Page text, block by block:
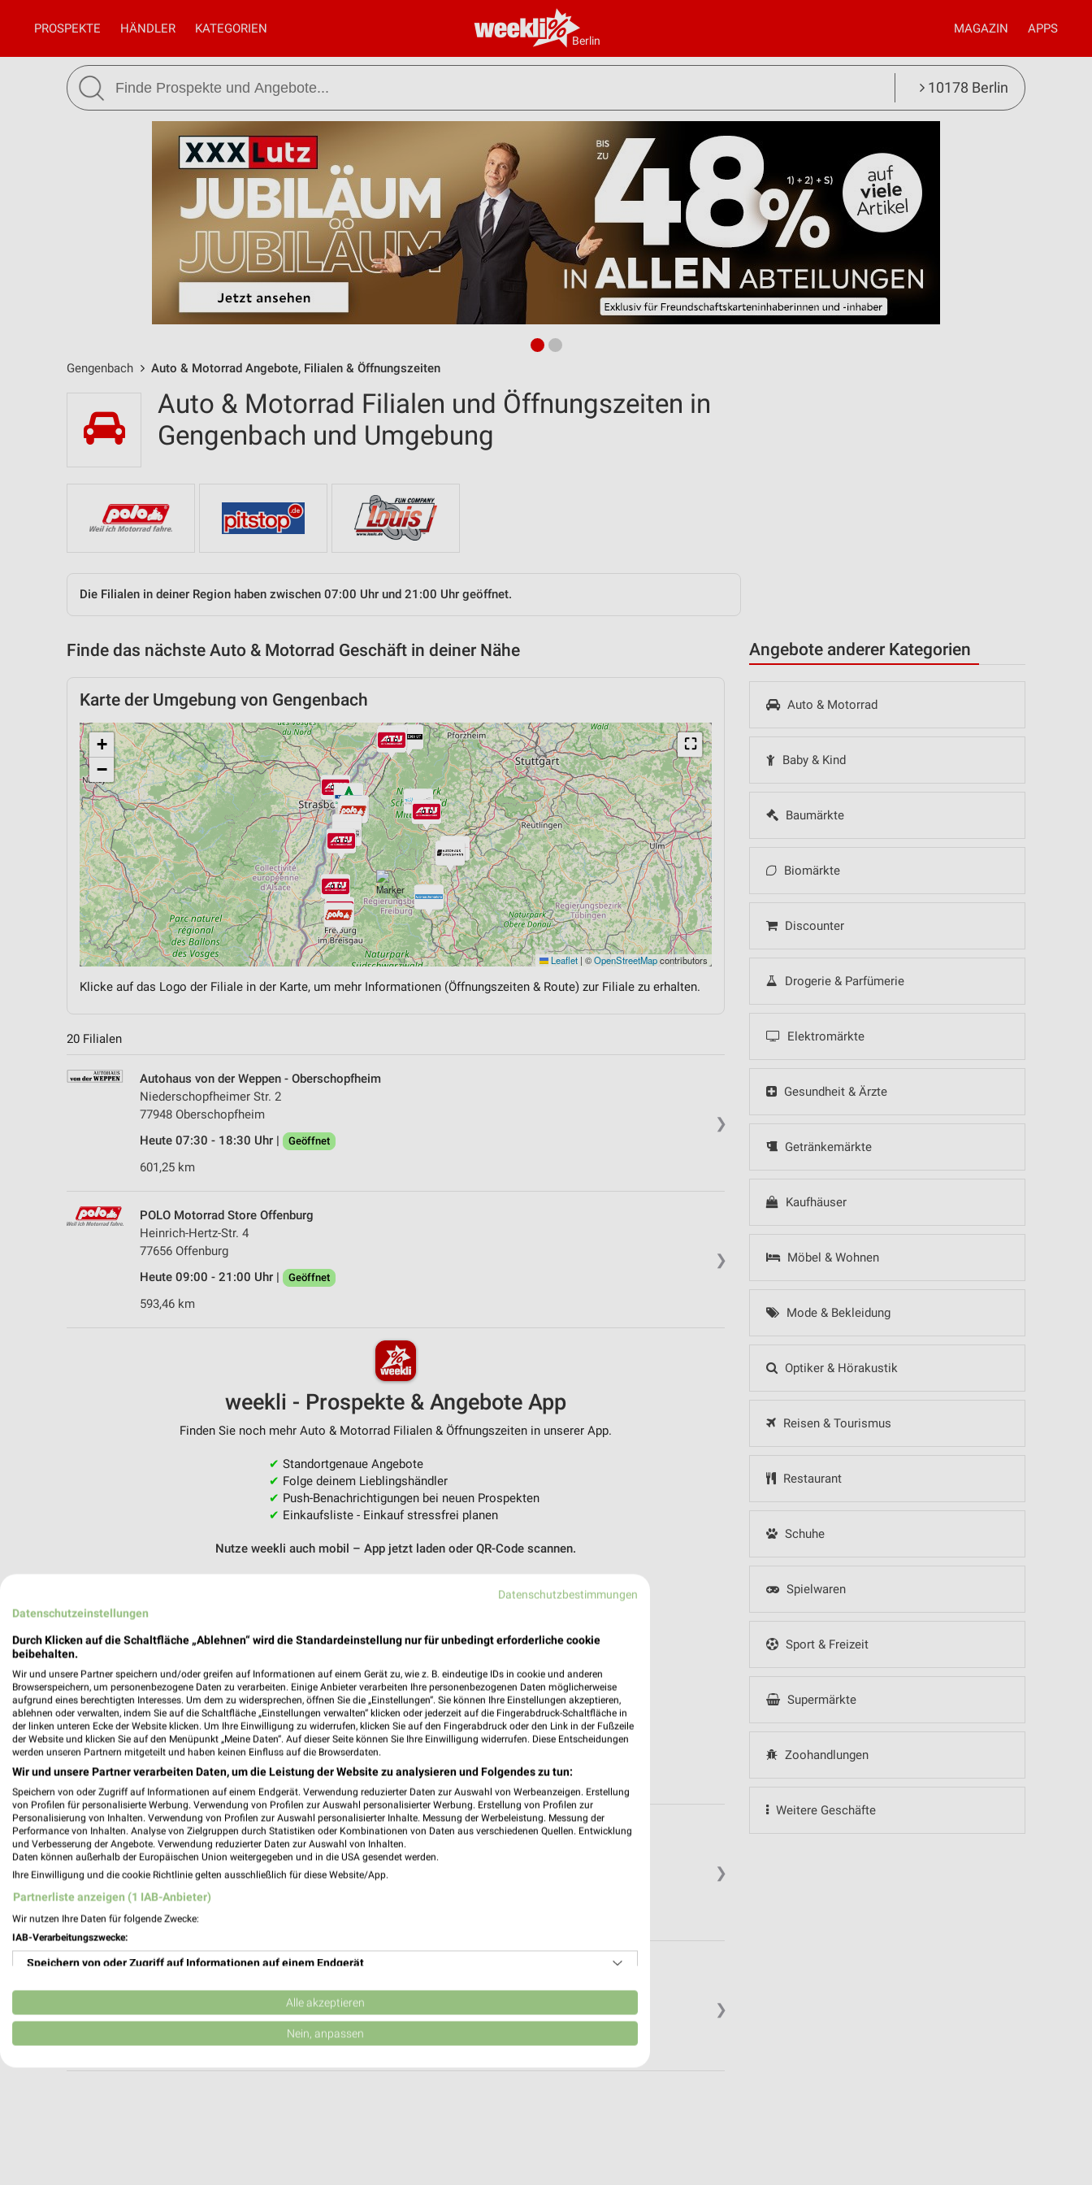
Berlin
PROSPEKTE HÄNDLER KATEGORIEN MAGAZIN APPS
10178 Berlin
Gengenbach Auto & Motorrad Angebote, Filialen & Öffnungszeiten
Angebote anderer Kategorien
Auto & Motorrad
Baby & Kind
Baumärkte
Biomärkte
Discounter
Drogerie & Parfümerie
Elektromärkte
Gesundheit & Ärzte
Getränkemärkte
Kaufhäuser
Möbel & Wohnen
Mode & Bekleidung
Optiker & Hörakustik
Reisen & Tourismus
Restaurant
Schuhe
Spielwaren
Sport & Freizeit
Supermärkte
Zoohandlungen
Weitere Geschäfte
Auto & Motorrad Filialen und Öffnungszeiten in
Gengenbach und Umgebung
Die Filialen in deiner Region haben zwischen 07:00 Uhr und 21:00 Uhr geöffnet.
Finde das nächste Auto & Motorrad Geschäft in deiner Nähe
Karte der Umgebung von Gengenbach
⛶
+
−
Leaflet | ©OpenStreetMapcontributors
Klicke auf das Logo der Filiale in der Karte, um mehr Informationen (Öffnungszeiten & Route) zur Filiale zu erhalten.
20 Filialen
❯
Autohaus von der Weppen - Oberschopfheim
Niederschopfheimer Str. 2
77948 Oberschopfheim
Heute 07:30 - 18:30 Uhr |
Geöffnet
601,25 km
❯
POLO Motorrad Store Offenburg
Heinrich-Hertz-Str. 4
77656 Offenburg
Heute 09:00 - 21:00 Uhr |
Geöffnet
593,46 km
weekli - Prospekte & Angebote App
Finden Sie noch mehr Auto & Motorrad Filialen & Öffnungszeiten in unserer App.
✔ Standortgenaue Angebote
✔ Folge deinem Lieblingshändler
✔ Push-Benachrichtigungen bei neuen Prospekten
✔ Einkaufsliste - Einkauf stressfrei planen
Nutze weekli auch mobil – App jetzt laden oder QR-Code scannen.
❯
pitstop Offenburg
Freiburger Str. 17
77652 Offenburg
Heute 08:00 - 18:00 Uhr |
593,02 km
❯
Autohaus von der Weppen - Friesenheim
Heute 07:30 - 18:30 Uhr | Geöffnet
Datenschutzbestimmungen
Datenschutzeinstellungen
Durch Klicken auf die Schaltfläche „Ablehnen“ wird die Standardeinstellung nur für unbedingt erforderliche cookie
beibehalten.
Wir und unsere Partner speichern und/oder greifen auf Informationen auf einem Gerät zu, wie z. B. eindeutige IDs in cookie und anderen
Browserspeichern, um personenbezogene Daten zu verarbeiten. Einige Anbieter verarbeiten Ihre personenbezogenen Daten möglicherweise
aufgrund eines berechtigten Interesses. Um dem zu widersprechen, öffnen Sie die „Einstellungen“. Sie können Ihre Einstellungen akzeptieren,
ablehnen oder verwalten, indem Sie auf die Schaltfläche „Einstellungen verwalten“ klicken oder jederzeit auf die Fingerabdruck-Schaltfläche in
der linken unteren Ecke der Website klicken. Um Ihre Einwilligung zu widerrufen, klicken Sie auf den Fingerabdruck oder den Link in der Fußzeile
der Website und klicken Sie auf den Menüpunkt „Meine Daten“. Auf dieser Seite können Sie Ihre Einwilligung widerrufen. Diese Entscheidungen
werden unseren Partnern mitgeteilt und haben keinen Einfluss auf die Browserdaten.
Wir und unsere Partner verarbeiten Daten, um die Leistung der Website zu analysieren und Folgendes zu tun:
Speichern von oder Zugriff auf Informationen auf einem Endgerät. Verwendung reduzierter Daten zur Auswahl von Werbeanzeigen. Erstellung
von Profilen für personalisierte Werbung. Verwendung von Profilen zur Auswahl personalisierter Werbung. Erstellung von Profilen zur
Personalisierung von Inhalten. Verwendung von Profilen zur Auswahl personalisierter Inhalte. Messung der Werbeleistung. Messung der
Performance von Inhalten. Analyse von Zielgruppen durch Statistiken oder Kombinationen von Daten aus verschiedenen Quellen. Entwicklung
und Verbesserung der Angebote. Verwendung reduzierter Daten zur Auswahl von Inhalten.
Daten können außerhalb der Europäischen Union weitergegeben und in die USA gesendet werden.
Ihre Einwilligung und die cookie Richtlinie gelten ausschließlich für diese Website/App.
Partnerliste anzeigen (1 IAB-Anbieter)
Wir nutzen Ihre Daten für folgende Zwecke:
IAB-Verarbeitungszwecke:
Speichern von oder Zugriff auf Informationen auf einem Endgerät
Verwendung reduzierter Daten zur Auswahl von Werbeanzeigen
Erstellung von Profilen für personalisierte Werbung
Alle akzeptieren
Nein, anpassen